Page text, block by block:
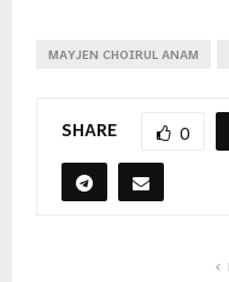
MAYJEN CHOIRUL ANAM
SHARE 0